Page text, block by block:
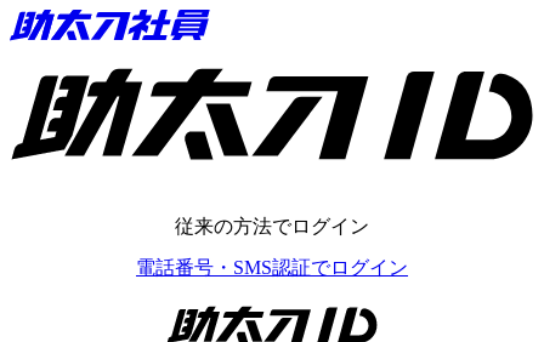
助太刀ID
従来の方法でログイン
電話番号・SMS認証でログイン
助太刀ID